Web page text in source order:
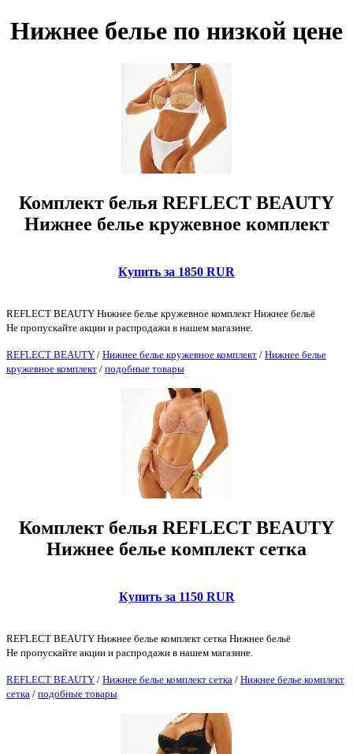
Нижнее белье по низкой цене
Комплект белья REFLECT BEAUTY
Нижнее белье кружевное комплект
Купить за 1850 RUR
REFLECT BEAUTY Нижнее белье кружевное комплект Нижнее бельё
Не пропускайте акции и распродажи в нашем магазине.
REFLECT BEAUTY / Нижнее белье кружевное комплект / Нижнее белье
кружевное комплект / подобные товары
Комплект белья REFLECT BEAUTY
Нижнее белье комплект сетка
Купить за 1150 RUR
REFLECT BEAUTY Нижнее белье комплект сетка Нижнее бельё
Не пропускайте акции и распродажи в нашем магазине.
REFLECT BEAUTY / Нижнее белье комплект сетка / Нижнее белье комплект
сетка / подобные товары